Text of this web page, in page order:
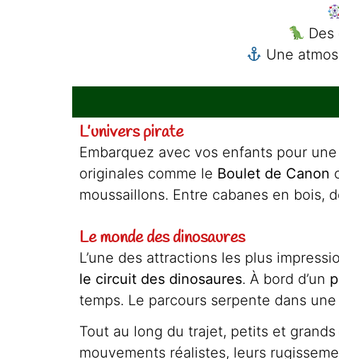
Une
L’univers pirate
Embarquez avec vos enfants pour
originales comme le Boulet de Canon
moussaillons. Entre cabanes en bois,
Le monde des dinosaures
L’une des attractions les plus
le circuit des dinosaures. À bord d’un
temps. Le parcours serpente dans
Tout au long du trajet, petits et
mouvements réalistes, leurs